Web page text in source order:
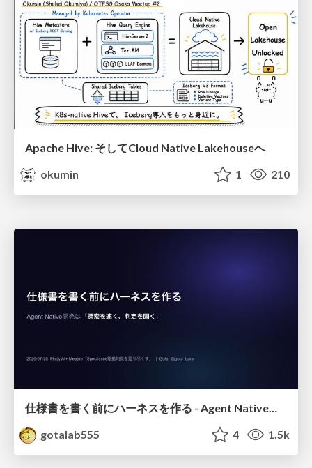
Apache Hive: そしてCloud Native Lakehouseへ
okumin
1 210
gotalab555
4 1.5k